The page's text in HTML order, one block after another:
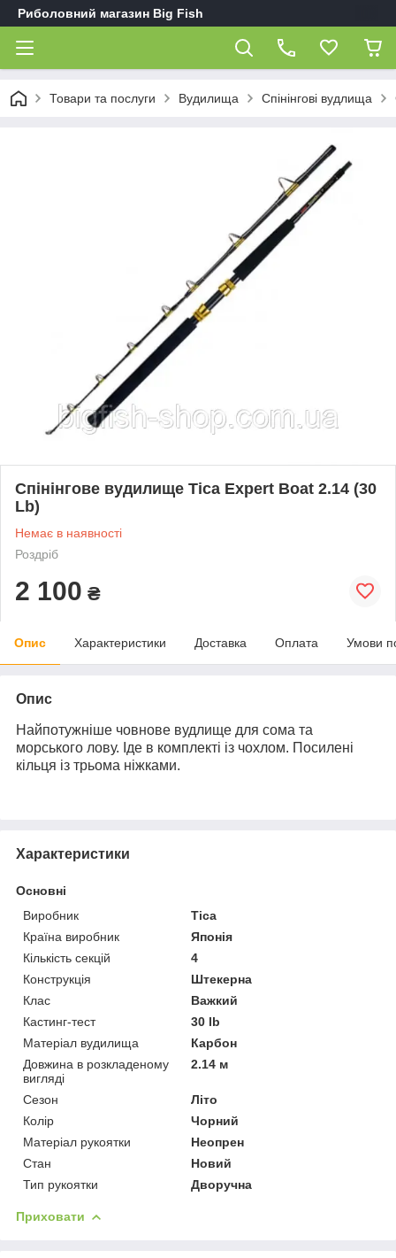
Риболовний магазин Big Fish
Товари та послуги Вудилища Спінінгові вудлища
Спінінгове вудилище Tica Expert Boat 2.14 (30
Lb)
Немає в наявності
Роздріб
2 100 ₴
Опис Характеристики Доставка Оплата Умови
Опис
Найпотужніше човнове вудлище для сома та
морського лову. Іде в комплекті із чохлом. Посилені
кільця із трьома ніжками.
Характеристики
Основні
Виробник
Tica
Країна виробник
Японія
Кількість секцій
4
Конструкція
Штекерна
Клас
Важкий
Кастинг-тест
30 lb
Матеріал вудилища
Карбон
Довжина в розкладеному
вигляді
2.14 м
Сезон
Літо
Колір
Чорний
Матеріал рукоятки
Неопрен
Стан
Новий
Тип рукоятки
Дворучна
Приховати